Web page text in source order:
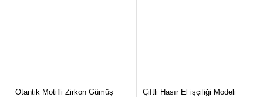
Otantik Motifli Zirkon Gümüş
Çiftli Hasır El işçiliği Modeli